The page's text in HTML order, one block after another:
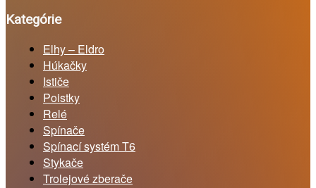
Kategórie
Elhy – Eldro
Húkačky
Ističe
Poistky
Relé
Spínače
Spínací systém T6
Stykače
Trolejové zberače